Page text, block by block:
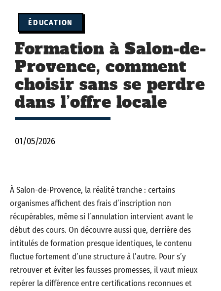
ÉDUCATION
Formation à Salon-de-
Provence, comment
choisir sans se perdre
dans l’offre locale
01/05/2026
À Salon-de-Provence, la réalité tranche : certains
organismes affichent des frais d’inscription non
récupérables, même si l’annulation intervient avant le
début des cours. On découvre aussi que, derrière des
intitulés de formation presque identiques, le contenu
fluctue fortement d’une structure à l’autre. Pour s’y
retrouver et éviter les fausses promesses, il vaut mieux
repérer la différence entre certifications reconnues et